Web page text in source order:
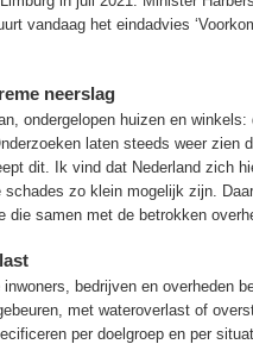
vandaag het eindadvies
neerslag
ondergelopen huizen en
laten steeds weer zien
dit. Ik vind dat Nederland zich
schades zo klein mogelijk zijn.
samen met de betrokken
bedrijven en overheden
met wateroverlast of
per doelgroep en per